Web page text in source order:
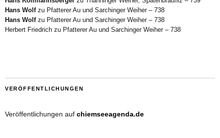
Hans Wolfzu Pfatterer Au und Sarchinger Weiher – 738
Hans Wolfzu Pfatterer Au und Sarchinger Weiher – 738
Herbert Friedrich zu Pfatterer Au und Sarchinger Weiher – 738
VERÖFFENTLICHUNGEN
Veröffentlichungen auf chiemseeagenda.de